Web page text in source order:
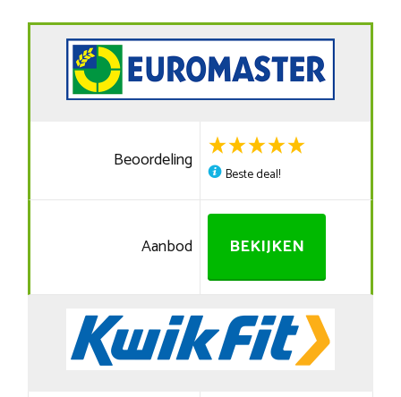
Beoordeling
Beste deal!
Aanbod BEKIJKEN